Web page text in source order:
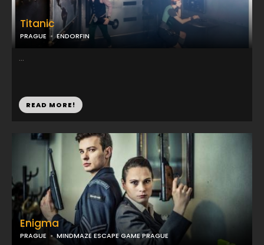
Titanic
PRAGUE ENDORFIN
...
READ MORE!
Enigma
PRAGUE MINDMAZE ESCAPE GAME PRAGUE